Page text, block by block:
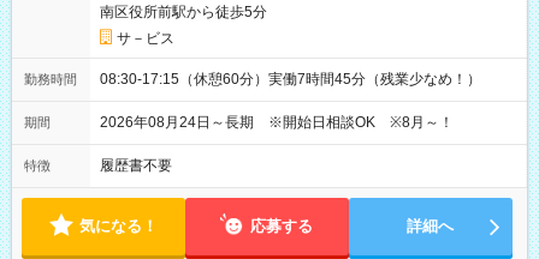
南区役所前駅から徒歩5分
サ－ビス
勤務時間 08:30-17:15（休憩60分）実働7時間45分（残業少なめ！）
期間 2026年08月24日～長期 ※開始日相談OK ※8月～！
特徴 履歴書不要
気になる！ 応募する 詳細へ